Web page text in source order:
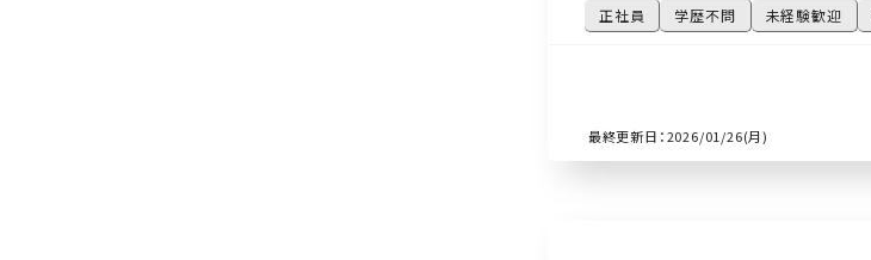
正社員 学歴不問 未経験歓迎
最終更新日：2026/01/26(月)